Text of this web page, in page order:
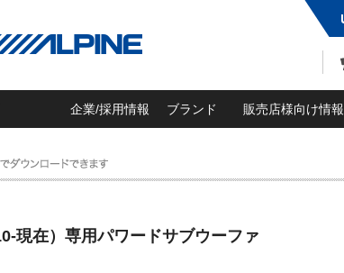
企業/採用情報 ブランド 販売店様向け情報
現在）専用パワードサブウーファ